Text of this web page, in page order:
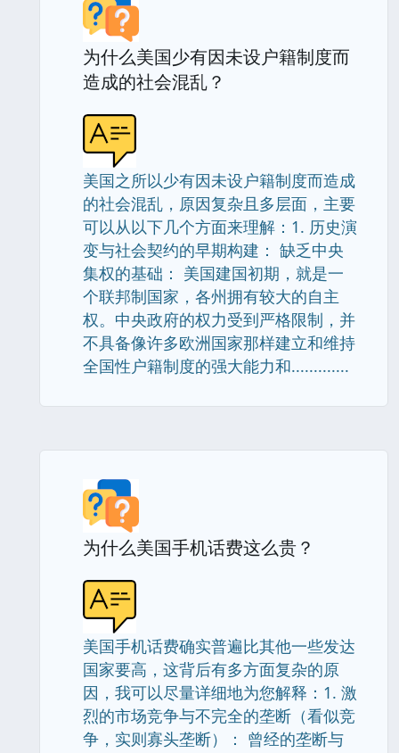
为什么美国少有因未设户籍制度而
造成的社会混乱？
美国之所以少有因未设户籍制度而造成
的社会混乱，原因复杂且多层面，主要
可以从以下几个方面来理解：1. 历史演
变与社会契约的早期构建： 缺乏中央
集权的基础： 美国建国初期，就是一
个联邦制国家，各州拥有较大的自主
权。中央政府的权力受到严格限制，并
不具备像许多欧洲国家那样建立和维持
全国性户籍制度的强大能力和.............
为什么美国手机话费这么贵？
美国手机话费确实普遍比其他一些发达
国家要高，这背后有多方面复杂的原
因，我可以尽量详细地为您解释：1. 激
烈的市场竞争与不完全的垄断（看似竞
争，实则寡头垄断）： 曾经的垄断与